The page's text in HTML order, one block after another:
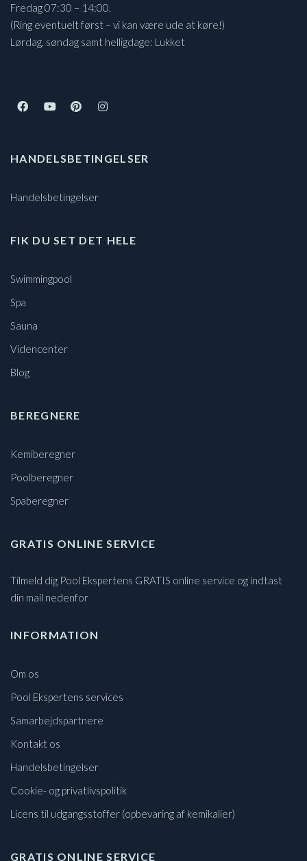
Fredag 07:30 – 14:00.
(Ring eventuelt først – vi kan være ude at køre!)
Lørdag, søndag samt helligdage: Lukket
HANDELSBETINGELSER
Handelsbetingelser
FIK DU SET DET HELE
Swimmingpool
Spa
Sauna
Videncenter
Blog
BEREGNERE
Kemiberegner
Poolberegner
Spaberegner
GRATIS ONLINE SERVICE
Tilmeld dig Pool Ekspertens GRATIS online service og indtast
din mail nedenfor
INFORMATION
Om os
Pool Ekspertens services
Samarbejdspartnere
Kontakt os
Handelsbetingelser
Cookie- og privatlivspolitik
Licens til udgangsstoffer (opbevaring af kemikalier)
GRATIS ONLINE SERVICE